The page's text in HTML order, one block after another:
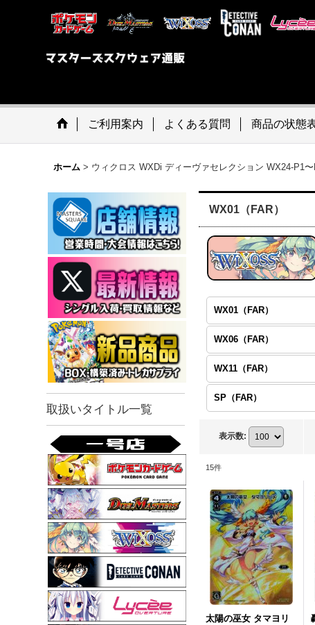
ご利用案内 よくある質問 商品の状態
ホーム > ウィクロス WXDi ディーヴァセレクション WX24-P1
取扱いタイトル一覧
WX01（FAR）
WX01（FAR）
WX06（FAR）
WX11（FAR）
SP（FAR）
表示数:
15件
太陽の巫女 タマヨリ